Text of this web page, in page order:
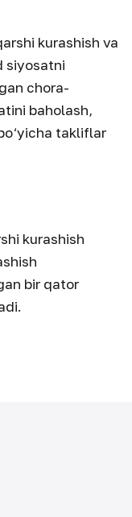
kurashish va
siyosatni
chora-
baholash,
takliflar
kurashish
bir qator